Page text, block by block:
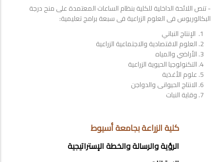
- تنص اللائحة الداخلية للكلية بنظام الساعات المعتمدة على منح درجة
البكالوريوس فى العلوم الزراعية فى سبعة برامج تعليمية:
الإنتاج النباتي
العلوم الاقتصادية والاجتماعية الزراعية
الأراضي والمياه
التكنولوجيا الحيوية الزراعية
علوم الأغذية
الانتاج الحيوانى والدواجن
وقاية النبات
FACULTY
كلية الزراعة بجامعة أسيوط
الرؤية والرسالة والخطة الإستراتيجية